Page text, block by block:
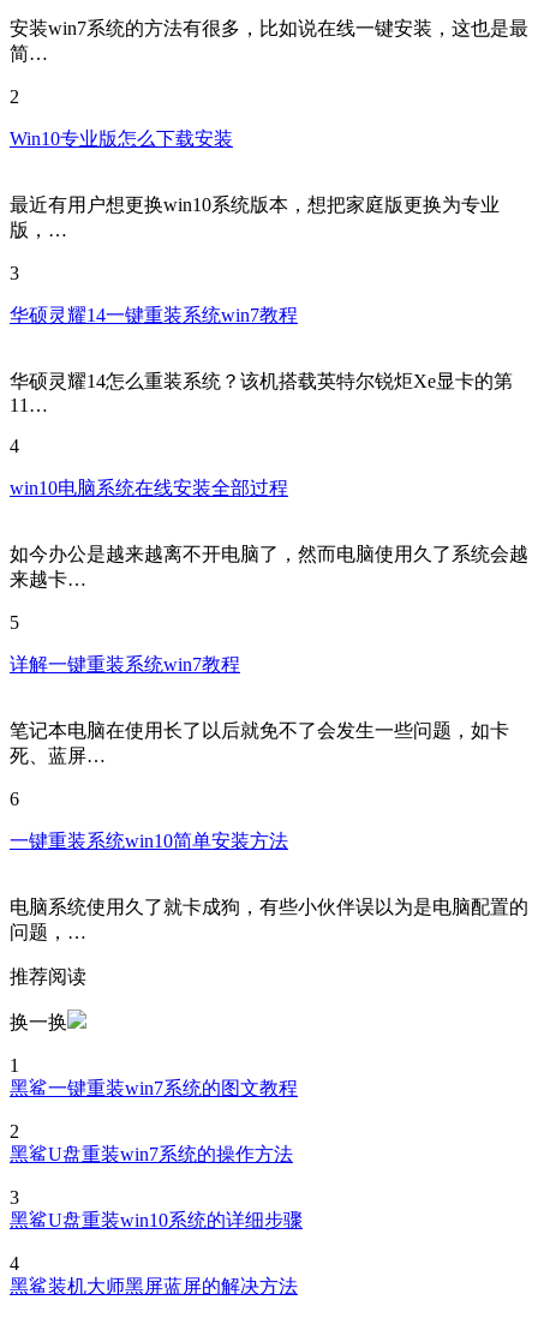
安装win7系统的方法有很多，比如说在线一键安装，这也是最
简…
2
Win10专业版怎么下载安装
最近有用户想更换win10系统版本，想把家庭版更换为专业
版，…
3
华硕灵耀14一键重装系统win7教程
华硕灵耀14怎么重装系统？该机搭载英特尔锐炬Xe显卡的第
11…
4
win10电脑系统在线安装全部过程
如今办公是越来越离不开电脑了，然而电脑使用久了系统会越
来越卡…
5
详解一键重装系统win7教程
笔记本电脑在使用长了以后就免不了会发生一些问题，如卡
死、蓝屏…
6
一键重装系统win10简单安装方法
电脑系统使用久了就卡成狗，有些小伙伴误以为是电脑配置的
问题，…
推荐阅读
换一换
1
黑鲨一键重装win7系统的图文教程
2
黑鲨U盘重装win7系统的操作方法
3
黑鲨U盘重装win10系统的详细步骤
4
黑鲨装机大师黑屏蓝屏的解决方法